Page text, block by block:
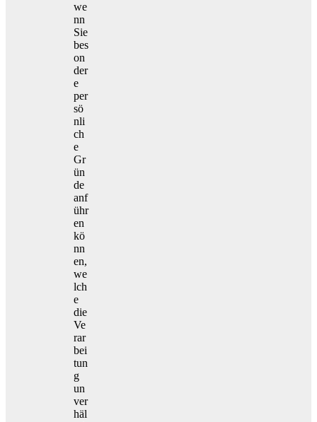
we
nn
Sie
bes
on
der
e
per
sö
nli
ch
e
Gr
ün
de
anf
ühr
en
kö
nn
en,
we
lch
e
die
Ve
rar
bei
tun
g
un
ver
häl